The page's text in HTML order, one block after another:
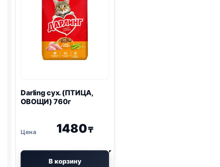
Darling сух. (ПТИЦА,
ОВОЩИ) 760г
1480₸
В корзину